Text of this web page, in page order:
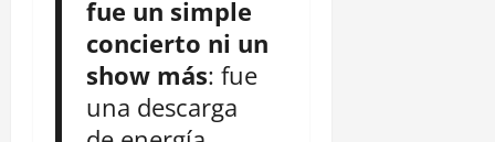
fue un simple
concierto ni un
show más: fue
una descarga